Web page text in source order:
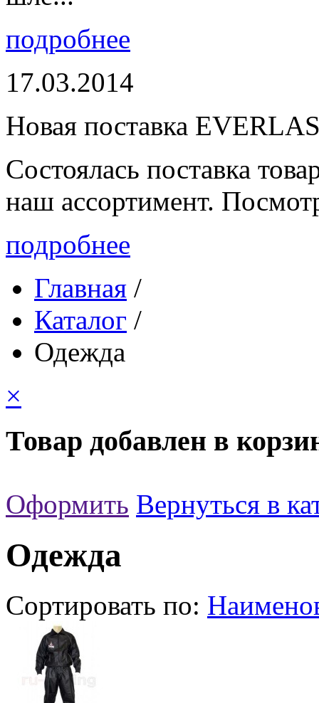
подробнее
17.03.2014
Новая поставка
Состоялась поставка
наш ассортимент.
подробнее
Главная /
Каталог /
Одежда
×
Товар добавлен в
Оформить Вернуться в
Одежда
Сортировать по: